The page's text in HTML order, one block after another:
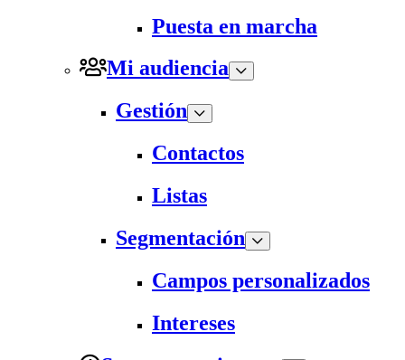
Puesta en marcha
Mi audiencia
Gestión
Contactos
Listas
Segmentación
Campos personalizados
Intereses